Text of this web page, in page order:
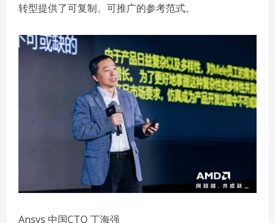
转型提供了可复制、可推广的参考范式。
Ansys 中国CTO 丁海强